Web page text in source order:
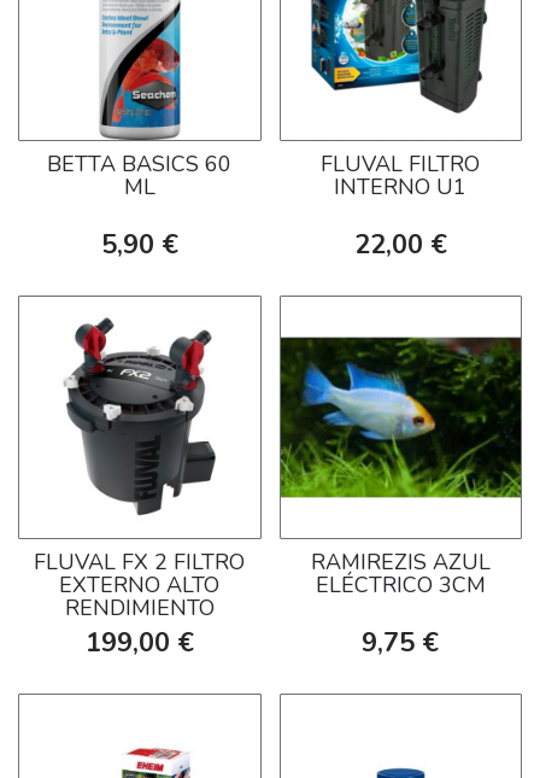
BETTA BASICS 60
ML
5,90 €
FLUVAL FILTRO
INTERNO U1
22,00 €
FLUVAL FX 2 FILTRO
EXTERNO ALTO
RENDIMIENTO
199,00 €
RAMIREZIS AZUL
ELÉCTRICO 3CM
9,75 €